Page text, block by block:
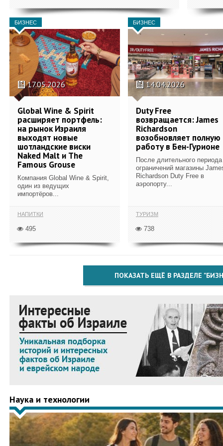
БИЗНЕС
17.05.2026
Global Wine & Spirit
расширяет портфель:
на рынок Израиля
выходят новые
шотландские виски
Naked Malt и The
Famous Grouse
Компания Global Wine & Spirit,
один из ведущих
импортёров...
НАПИТКИ
495
БИЗНЕС
14.04.2026
Duty Free
возвращается: James
Richardson
возобновляет полную
работу в Бен-Гурионе
После длительного периода
ограничений магазины
Richardson Duty Free в
аэропорту...
ТУРИЗМ
738
ПОКАЗАТЬ ЕЩЁ В РАЗДЕЛЕ
Наука и технологии